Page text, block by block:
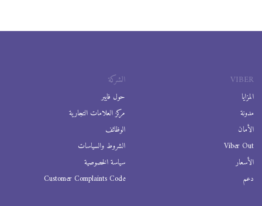
VIBER
المزايا
مدونة
الأمان
Viber Out
الأسعار
دعم
الشركة
حول فايبر
مركز العلامات التجارية
الوظائف
الشروط والسياسات
سياسة الخصوصية
Customer Complaints Code